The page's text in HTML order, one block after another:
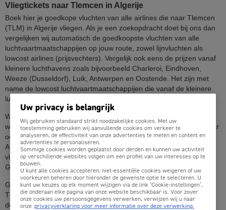
Vliegtickets naar Tlemcen in Algerije
Boek hier je goedkope vluchten van alle airlines die naar Tlemcen
(TLM) in Algerije vliegen. Als je een zoekopdracht doet bij ons dan
vergelijken wij automatisch de goedkoopste vluchten van alle
luchtvaartmaatschappijen op jouw route, zowel lijnvluchten als
lowcost airlines (prijsvechters). Vergelijk ook eens de prijzen vanaf
kleinere luchthavens zoals bijvoorbeeld Charleroi, Eindhoven,
Weeze (Dusseldorf), Luik, Antwerpen en Oostende. Het zijn met
name de lowcost luchtvaartmaatschappijen die vanaf de kleinere
luchthavens vliegen.
Wij verkopen vliegtickets vanaf- en naar alle luchthavens
wereldwijd. Niet alleen vanaf Brussel (Charleroi of Zaventem) maar
ook bijvoorbeeld van Amsterdam, Eindhoven, Maastricht,
Antwerpen, Luik, Oostende, Parijs, Düsseldorf etc etc. Alle
vliegtickets naar Tlemcen aan de allerlaagste prijs boek je op
Goedkopevliegtuigtickets.be.
Goedkopevliegtuigtickets.be: De beste vliegticket prijzen naar
Tlemcen, alle airlines, geen onverwachte toeslagen en lage
dossierkosten.
Uw privacy is belangrijk
Wij gebruiken standaard strikt noodzakelijke cookies. Met uw
toestemming gebruiken wij aanvullende cookies om verkeer te
analyseren, de effectiviteit van onze advertenties te meten en content en
advertenties te personaliseren.
Sommige cookies worden geplaatst door derden en kunnen uw activiteit
op verschillende websites volgen om een profiel van uw interesses op te
bouwen.
U kunt alle cookies accepteren, niet-essentiële cookies weigeren of uw
voorkeuren beheren door hieronder de gewenste optie te selecteren. U
kunt uw keuzes op elk moment wijzigen via de link ‘Cookie-instellingen’,
die onderaan elke pagina van onze website beschikbaar is. Voor zover
onze cookies uw persoonsgegevens verwerken, verwijzen wij u naar
onze privacyverklaring voor meer informatie over deze verwerking.